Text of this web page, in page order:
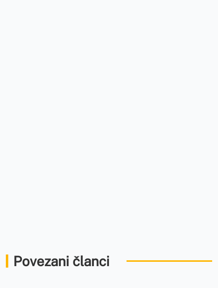
Povezani članci